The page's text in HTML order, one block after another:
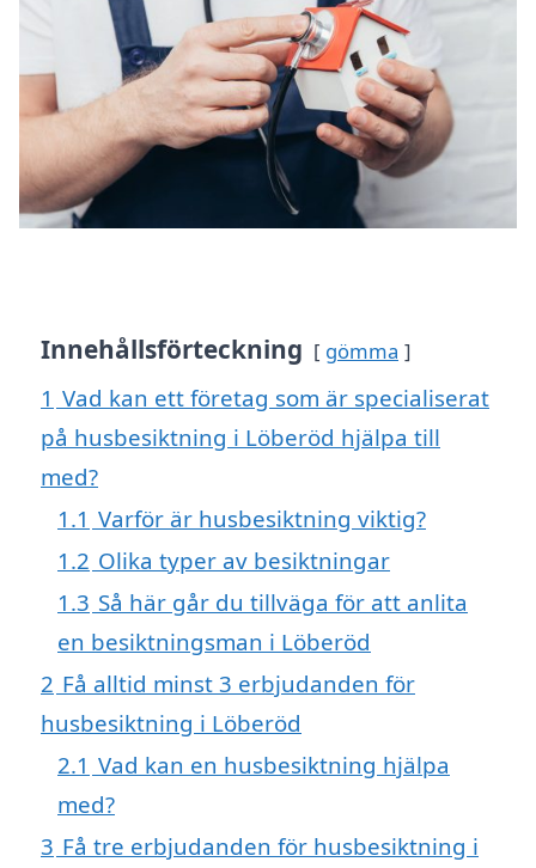
Innehållsförteckning gömma
1 Vad kan ett företag som är specialiserat
på husbesiktning i Löberöd hjälpa till
med?
1.1 Varför är husbesiktning viktig?
1.2 Olika typer av besiktningar
1.3 Så här går du tillväga för att anlita
en besiktningsman i Löberöd
2 Få alltid minst 3 erbjudanden för
husbesiktning i Löberöd
2.1 Vad kan en husbesiktning hjälpa
med?
3 Få tre erbjudanden för husbesiktning i